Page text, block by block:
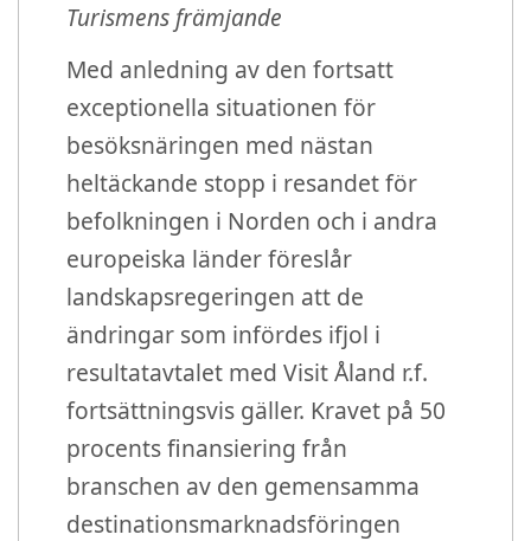
Turismens främjande
Med anledning av den fortsatt
exceptionella situationen för
besöksnäringen med nästan
heltäckande stopp i resandet för
befolkningen i Norden och i andra
europeiska länder föreslår
landskapsregeringen att de
ändringar som infördes ifjol i
resultatavtalet med Visit Åland r.f.
fortsättningsvis gäller. Kravet på 50
procents finansiering från
branschen av den gemensamma
destinationsmarknadsföringen